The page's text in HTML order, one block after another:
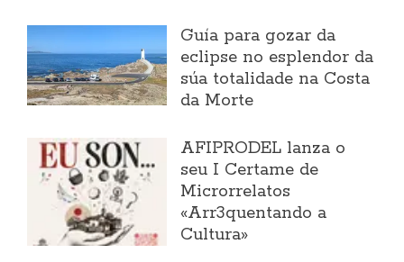
Guía para gozar da
eclipse no esplendor da
súa totalidade na Costa
da Morte
AFIPRODEL lanza o
seu I Certame de
Microrrelatos
«Arr3quentando a
Cultura»